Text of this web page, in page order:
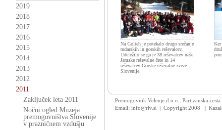
2019
2018
2017
2016
2015
2014
2013
2012
2011
Zaključek leta 2011
Nočni ogled Muzeja
premogovništva Slovenije
v prazničnem vzdušju
Na Golteh je potekalo drugo srečanje
rudarskih in gorskih reševalcev.
Udeležilo se ga je 38 reševalcev naše
Jamske reševalne čete in 14
reševalcev Gorske reševalne zveze
Slovenije.
Ker
Premogovnik Velenje d.o.o., Partizanska
Email: info@rlv.si | Copyright 2008
|